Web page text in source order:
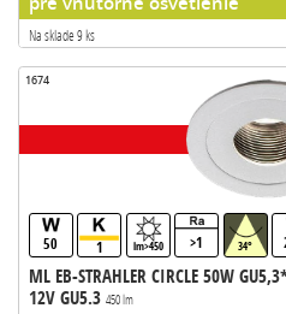
Na sklade 9 ks
1674
50 1 lm>450 >1 34°
ML EB-STRAHLER CIRCLE 50W
12V GU5.3 450 lm